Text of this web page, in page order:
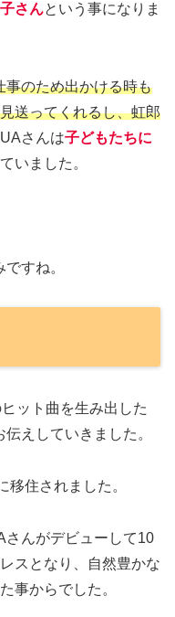
さんという事になりま
事のため出かける時も
送ってくれるし、虹郎
さんは子どもたちに
いました。
すね。
ット曲を生み出した
えしていきました。
住されました。
さんがデビューして10
スとなり、自然豊かな
事からでした。